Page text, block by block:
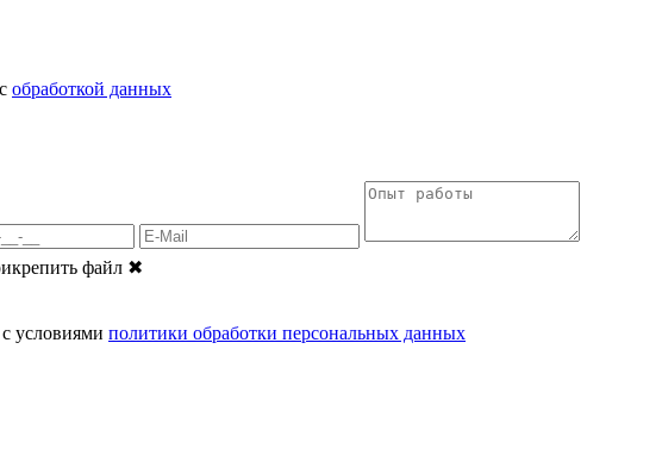
обработкой данных
файл ✖
условиями политики обработки персональных данных